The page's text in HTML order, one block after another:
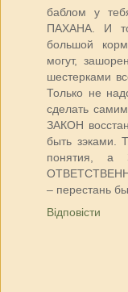
баблом у
ПАХАНА. И
большой
могут,
шестерками
Только не
сделать
ЗАКОН
быть зэками.
понятия,
– перестань
Відповісти